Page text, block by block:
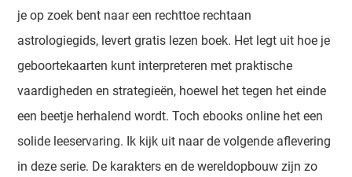
je op zoek bent naar een rechttoe rechtaan
astrologiegids, levert gratis lezen boek. Het legt uit hoe je
geboortekaarten kunt interpreteren met praktische
vaardigheden en strategieën, hoewel het tegen het einde
een beetje herhalend wordt. Toch ebooks online het een
solide leeservaring. Ik kijk uit naar de volgende aflevering
in deze serie. De karakters en de wereldopbouw zijn zo